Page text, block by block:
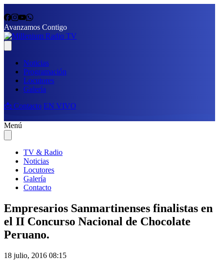
Avanzamos Contigo
Noticias
Programación
Locutores
Galería
📩 Contacto EN VIVO
Menú
TV & Radio
Noticias
Locutores
Galería
Contacto
Empresarios Sanmartinenses finalistas en
el II Concurso Nacional de Chocolate
Peruano.
18 julio, 2016 08:15